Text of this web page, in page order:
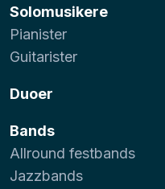
Solomusikere
Pianister
Guitarister
Duoer
Bands
Allround festbands
Jazzbands